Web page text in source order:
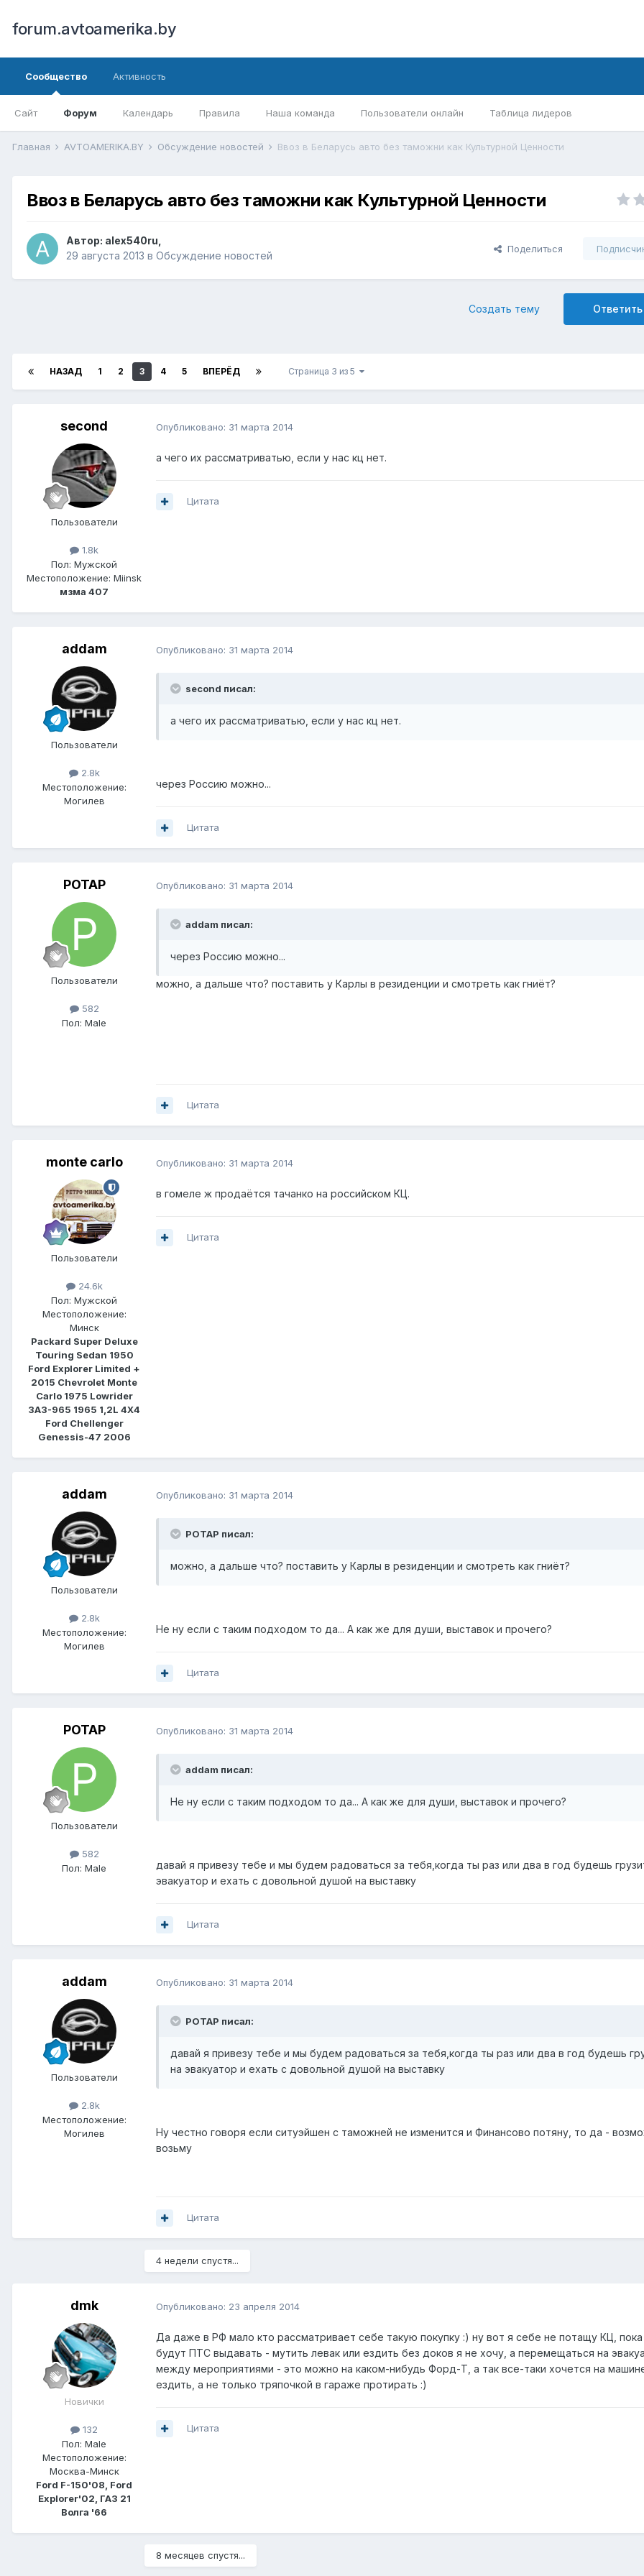
forum.avtoamerika.by
Сообщество
Сайт Форум Календарь Правила Наша команда Пользователи онлайн Таблица лидеров
Активность
Главная AVTOAMERIKA.BY Обсуждение новостей Ввоз в Беларусь авто без таможни как Культурной Ценности
Ввоз в Беларусь авто без таможни как Культурной Ценности
Автор: alex540ru
29 августа 2013 в Обсуждение новостей
Поделиться
Создать тему
НАЗАД 1 2 3 4 5 ВПЕРЁД Страница 3 из 5
second
Пользователи
1.8k
Пол: Мужской
Местоположение: Miinsk
мзма 407
Опубликовано: 31 марта 2014
а чего их рассматриватью, если у нас кц нет.
Цитата
addam
Пользователи
2.8k
Местоположение:
Могилев
Опубликовано: 31 марта 2014
second писал:
а чего их рассматриватью, если у нас кц нет.
через Россию можно...
Цитата
POTAP
Пользователи
582
Пол: Male
Опубликовано: 31 марта 2014
addam писал:
через Россию можно...
можно, а дальше что? поставить у Карлы в резиденции и смотреть как гниёт?
Цитата
monte carlo
Пользователи
24.6k
Пол: Мужской
Местоположение:
Минск
Packard Super Deluxe
Touring Sedan 1950
Ford Explorer Limited +
2015 Chevrolet Monte
Carlo 1975 Lowrider
ЗАЗ-965 1965 1,2L 4Х4
Ford Chellenger
Genessis-47 2006
Опубликовано: 31 марта 2014
в гомеле ж продаётся тачанко на российском КЦ.
Цитата
addam
Пользователи
2.8k
Местоположение:
Могилев
Опубликовано: 31 марта 2014
POTAP писал:
можно, а дальше что? поставить у Карлы в резиденции и смотреть как гниёт?
Не ну если с таким подходом то да... А как же для души, выставок и прочего?
Цитата
POTAP
Пользователи
582
Пол: Male
Опубликовано: 31 марта 2014
addam писал:
Не ну если с таким подходом то да... А как же для души, выставок и прочего?
давай я привезу тебе и мы будем радоваться за тебя,когда ты раз или два в год будешь
эвакуатор и ехать с довольной душой на выставку
Цитата
addam
Пользователи
2.8k
Местоположение:
Могилев
Опубликовано: 31 марта 2014
POTAP писал:
давай я привезу тебе и мы будем радоваться за тебя,когда ты раз или два в год будешь
на эвакуатор и ехать с довольной душой на выставку
Ну честно говоря если ситуэйшен с таможней не изменится и Финансово потяну, то да -
возьму
Цитата
4 недели спустя...
dmk
Новички
132
Пол: Male
Местоположение:
Москва-Минск
Ford F-150'08, Ford
Explorer'02, ГАЗ 21
Волга '66
Опубликовано: 23 апреля 2014
Да даже в РФ мало кто рассматривает себе такую покупку :) ну вот я себе не потащу КЦ, пока
будут ПТС выдавать - мутить левак или ездить без доков я не хочу, а перемещаться на
между мероприятиями - это можно на каком-нибудь Форд-Т, а так все-таки хочется на
ездить, а не только тряпочкой в гараже протирать :)
Цитата
8 месяцев спустя...